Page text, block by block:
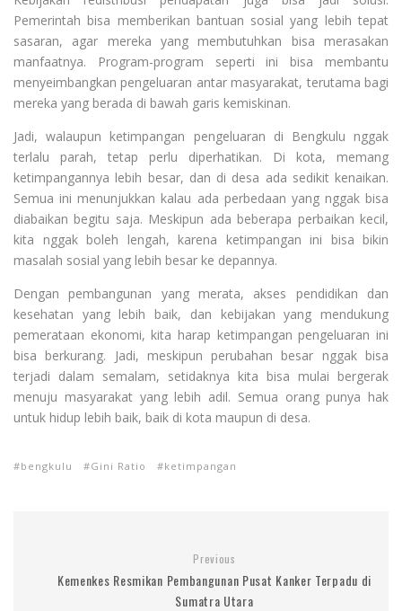
Pemerintah bisa memberikan bantuan sosial yang lebih tepat
sasaran, agar mereka yang membutuhkan bisa merasakan
manfaatnya. Program-program seperti ini bisa membantu
menyeimbangkan pengeluaran antar masyarakat, terutama bagi
mereka yang berada di bawah garis kemiskinan.
Jadi, walaupun ketimpangan pengeluaran di Bengkulu nggak
terlalu parah, tetap perlu diperhatikan. Di kota, memang
ketimpangannya lebih besar, dan di desa ada sedikit kenaikan.
Semua ini menunjukkan kalau ada perbedaan yang nggak bisa
diabaikan begitu saja. Meskipun ada beberapa perbaikan kecil,
kita nggak boleh lengah, karena ketimpangan ini bisa bikin
masalah sosial yang lebih besar ke depannya.
Dengan pembangunan yang merata, akses pendidikan dan
kesehatan yang lebih baik, dan kebijakan yang mendukung
pemerataan ekonomi, kita harap ketimpangan pengeluaran ini
bisa berkurang. Jadi, meskipun perubahan besar nggak bisa
terjadi dalam semalam, setidaknya kita bisa mulai bergerak
menuju masyarakat yang lebih adil. Semua orang punya hak
untuk hidup lebih baik, baik di kota maupun di desa.
bengkulu Gini Ratio ketimpangan
Previous
Kemenkes Resmikan Pembangunan Pusat Kanker Terpadu di
Sumatra Utara